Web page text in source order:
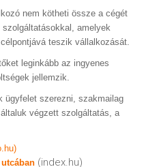
nem kötheti össze a cégét
amelyek
teszik vállalkozását.
leginkább az ingyenes
jellemzik.
ügyfelet szerezni, szakmailag
végzett szolgáltatás, a
(index.hu)